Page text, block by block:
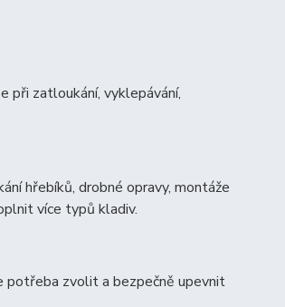
při zatloukání, vyklepávání,
hřebíků, drobné opravy, montáže
více typů kladiv.
potřeba zvolit a bezpečně upevnit